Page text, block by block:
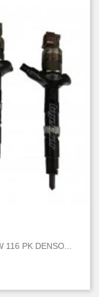
PK DENSO...